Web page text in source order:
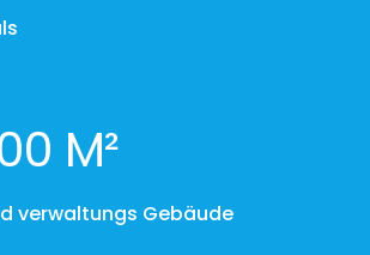
M²
verwaltungs Gebäude